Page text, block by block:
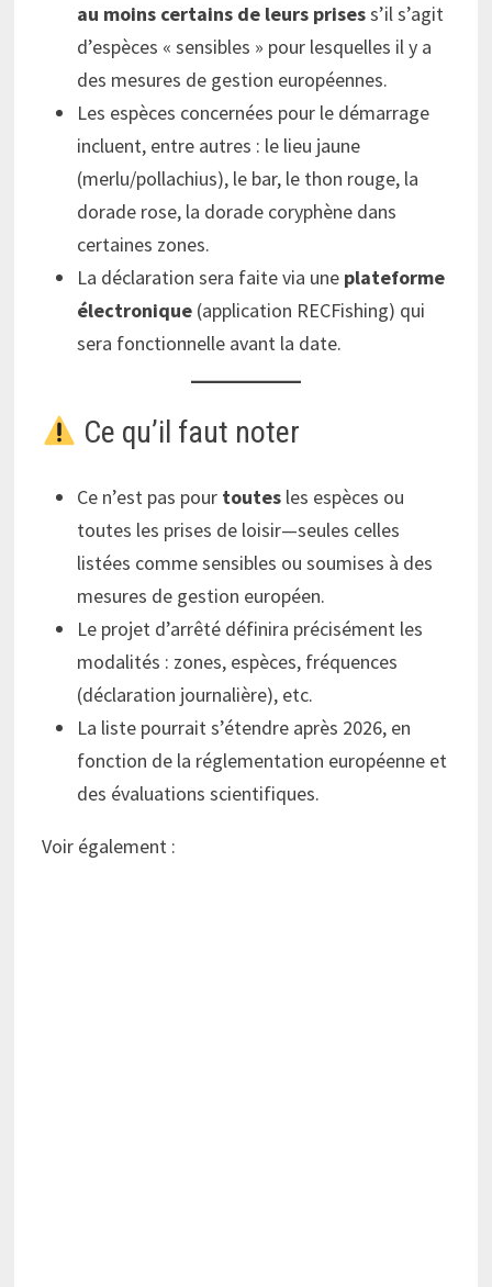
au moins certains de leurs prisess’il s’agit
d’espèces « sensibles » pour lesquelles il y a
des mesures de gestion européennes.
Les espèces concernées pour le démarrage
incluent, entre autres : le lieu jaune
(merlu/pollachius), le bar, le thon rouge, la
dorade rose, la dorade coryphène dans
certaines zones.
La déclaration sera faite via une plateforme
électronique(application RECFishing) qui
sera fonctionnelle avant la date.
Ce qu’il faut noter
Ce n’est pas pour toutesles espèces ou
toutes les prises de loisir—seules celles
listées comme sensibles ou soumises à des
mesures de gestion européen.
Le projet d’arrêté définira précisément les
modalités : zones, espèces, fréquences
(déclaration journalière), etc.
La liste pourrait s’étendre après 2026, en
fonction de la réglementation européenne et
des évaluations scientifiques.
Voir également :